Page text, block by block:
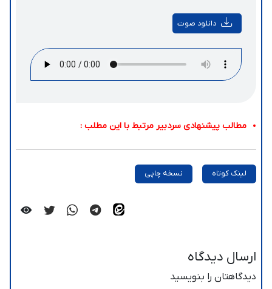
دانلود صوت
مطالب پیشنهادی سردبیر مرتبط با این مطلب :
لینک کوتاه نسخه چاپی
ارسال دیدگاه
دیدگاهتان را بنویسید